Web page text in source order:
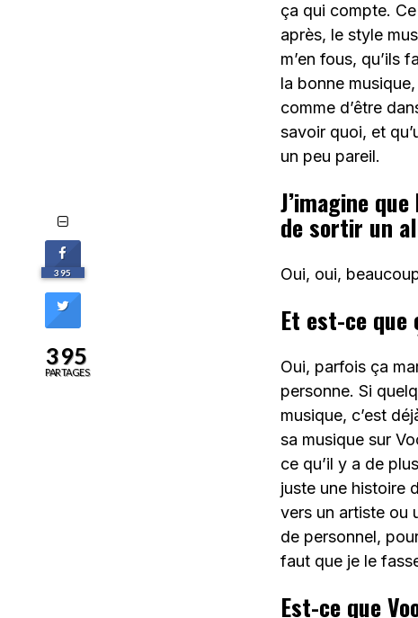
ça qui compte.
après, le style
m’en fous, qu’ils
la bonne
comme d’être
savoir quoi, et
un peu pareil.
J’imagine
de sortir un
Oui, oui,
Et est-ce que
Oui, parfois ça
personne. Si
musique, c’est
sa musique sur
ce qu’il y a de
juste une histoire
vers un artiste ou
de personnel,
faut que je le
Est-ce que
395
395
PARTAGES